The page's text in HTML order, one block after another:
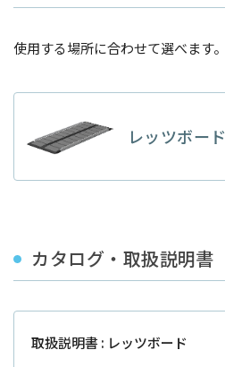
使用する場所に合わせて選べます。
レッツボード
カタログ・取扱説明書
取扱説明書 : レッツボード